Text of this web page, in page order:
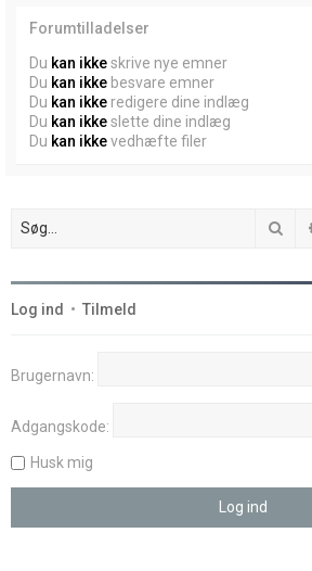
Forumtilladelser
Du kan ikkeskrive nye emner
Du kan ikke besvare emner
Du kan ikke redigere dine indlæg
Du kan ikkeslette dine indlæg
Du kan ikkevedhæfte filer
Søg
Log ind • Tilmeld
Brugernavn:
Adgangskode:
Husk mig